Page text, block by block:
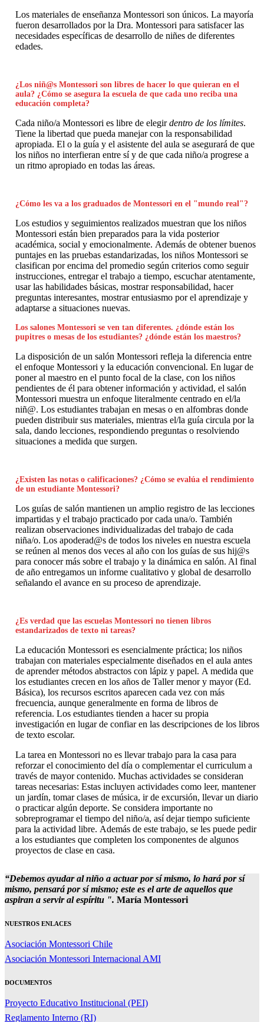
Los materiales de enseñanza Montessori son únicos. La mayoría
fueron desarrollados por la Dra. Montessori para satisfacer las
necesidades específicas de desarrollo de niñes de diferentes
edades.
¿Los niñ@s Montessori son libres de hacer lo que quieran en el
aula? ¿Cómo se asegura la escuela de que cada uno reciba una
educación completa?
Cada niño/a Montessori es libre de elegirdentro de los límites.
Tiene la libertad que pueda manejar con la responsabilidad
apropiada. El o la guía y el asistente del aula se asegurará de que
los niños no interfieran entre sí y de que cada niño/a progrese a
un ritmo apropiado en todas las áreas.
¿Cómo les va a los graduados de Montessori en el "mundo real"?
Los estudios y seguimientos realizados muestran que los niños
Montessori están bien preparados para la vida posterior
académica, social y emocionalmente. Además de obtener buenos
puntajes en las pruebas estandarizadas, los niños Montessori se
clasifican por encima del promedio según criterios como seguir
instrucciones, entregar el trabajo a tiempo, escuchar atentamente,
usar las habilidades básicas, mostrar responsabilidad, hacer
preguntas interesantes, mostrar entusiasmo por el aprendizaje y
adaptarse a situaciones nuevas.
Los salones Montessori se ven tan diferentes. ¿dónde están los
pupitres o mesas de los estudiantes? ¿dónde están los maestros?
La disposición de un salón Montessori refleja la diferencia entre
el enfoque Montessori y la educación convencional. En lugar de
poner al maestro en el punto focal de la clase, con los niños
pendientes de él para obtener información y actividad, el salón
Montessori muestra un enfoque literalmente centrado en el/la
niñ@. Los estudiantes trabajan en mesas o en alfombras donde
pueden distribuir sus materiales, mientras el/la guía circula por la
sala, dando lecciones, respondiendo preguntas o resolviendo
situaciones a medida que surgen.
¿Existen las notas o calificaciones? ¿Cómo se evalúa el rendimiento
de un estudiante Montessori?
Los guías de salón mantienen un amplio registro de las lecciones
impartidas y el trabajo practicado por cada una/o. También
realizan observaciones individualizadas del trabajo de cada
niña/o. Los apoderad@s de todos los niveles en nuestra escuela
se reúnen al menos dos veces al año con los guías de sus hij@s
para conocer más sobre el trabajo y la dinámica en salón. Al final
de año entregamos un informe cualitativo y global de desarrollo
señalando el avance en su proceso de aprendizaje.
¿Es verdad que las escuelas Montessori no tienen libros
estandarizados de texto ni tareas?
La educación Montessori es esencialmente práctica; los niños
trabajan con materiales especialmente diseñados en el aula antes
de aprender métodos abstractos con lápiz y papel. A medida que
los estudiantes crecen en los años de Taller menor y mayor (Ed.
Básica), los recursos escritos aparecen cada vez con más
frecuencia, aunque generalmente en forma de libros de
referencia. Los estudiantes tienden a hacer su propia
investigación en lugar de confiar en las descripciones de los libros
de texto escolar.
La tarea en Montessori no es llevar trabajo para la casa para
reforzar el conocimiento del día o complementar el curriculum a
través de mayor contenido. Muchas actividades se consideran
tareas necesarias: Estas incluyen actividades como leer, mantener
un jardín, tomar clases de música, ir de excursión, llevar un diario
o practicar algún deporte. Se considera importante no
sobreprogramar el tiempo del niño/a, así dejar tiempo suficiente
para la actividad libre. Además de este trabajo, se les puede pedir
a los estudiantes que completen los componentes de algunos
proyectos de clase en casa.
“Debemos ayudar al niño a actuar por sí mismo, lo hará por sí
mismo, pensará por sí mismo; este es el arte de aquellos que
aspiran a servir al espíritu ". María Montessori
NUESTROS ENLACES
Asociación Montessori Chile
Asociación Montessori Internacional AMI
DOCUMENTOS
Proyecto Educativo Institucional (PEI)
Reglamento Interno (RI)